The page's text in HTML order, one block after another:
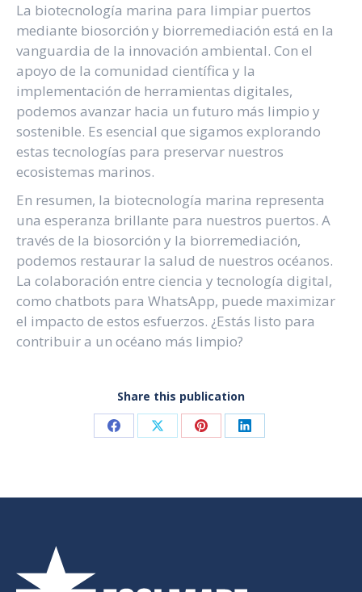
La biotecnología marina para limpiar puertos
mediante biosorción y biorremediación está en la
vanguardia de la innovación ambiental. Con el
apoyo de la comunidad científica y la
implementación de herramientas digitales,
podemos avanzar hacia un futuro más limpio y
sostenible. Es esencial que sigamos explorando
estas tecnologías para preservar nuestros
ecosistemas marinos.
En resumen, la biotecnología marina representa
una esperanza brillante para nuestros puertos. A
través de la biosorción y la biorremediación,
podemos restaurar la salud de nuestros océanos.
La colaboración entre ciencia y tecnología digital,
como chatbots para WhatsApp, puede maximizar
el impacto de estos esfuerzos. ¿Estás listo para
contribuir a un océano más limpio?
Share this publication
Share Share Share Share